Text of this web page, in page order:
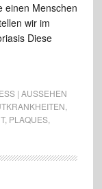
einen Menschen
wir im
Diese
| AUSSEHEN
, PLAQUES,